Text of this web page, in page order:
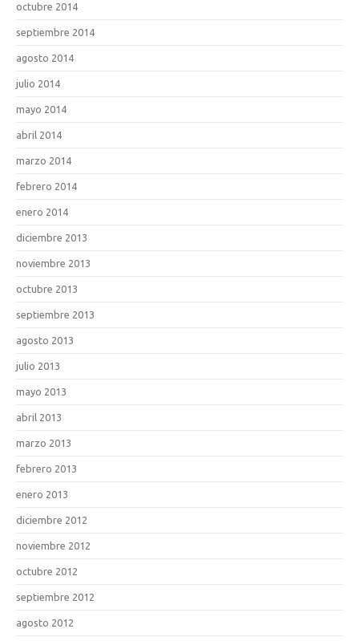
octubre 2014
septiembre 2014
agosto 2014
julio 2014
mayo 2014
abril 2014
marzo 2014
febrero 2014
enero 2014
diciembre 2013
noviembre 2013
octubre 2013
septiembre 2013
agosto 2013
julio 2013
mayo 2013
abril 2013
marzo 2013
febrero 2013
enero 2013
diciembre 2012
noviembre 2012
octubre 2012
septiembre 2012
agosto 2012